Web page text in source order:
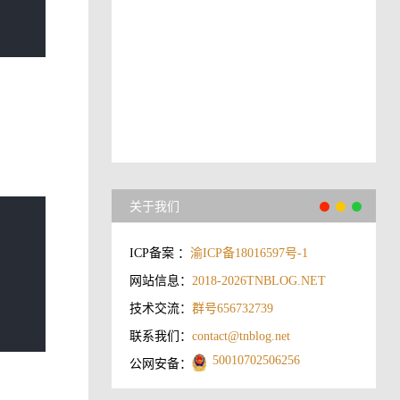
关于我们
ICP备案 ：渝ICP备18016597号-1
网站信息：2018-2026TNBLOG.NET
技术交流：群号656732739
联系我们：contact@tnblog.net
公网安备： 50010702506256